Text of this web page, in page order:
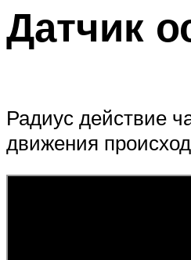
Датчик
Радиус действие
движения